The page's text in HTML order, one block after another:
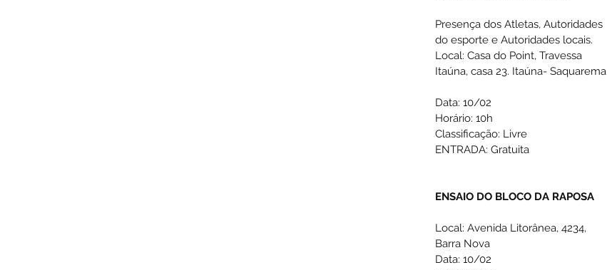
Presença dos Atletas, Autoridades
do esporte e Autoridades locais.
Local: Casa do Point, Travessa
Itaúna, casa 23. Itaúna- Saquarema
Data: 10/02
Horário: 10h
Classificação: Livre
ENTRADA: Gratuita
ENSAIO DO BLOCO DA RAPOSA
Local: Avenida Litorânea, 4234,
Barra Nova
Data: 10/02